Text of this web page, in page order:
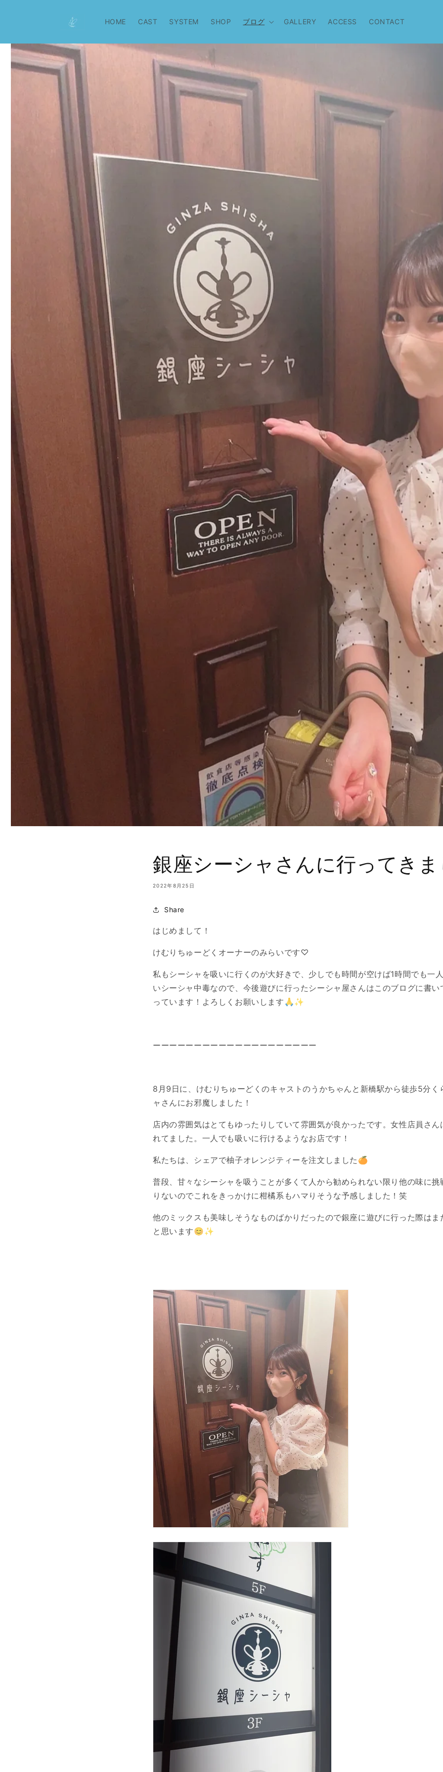
HOME CAST SYSTEM SHOP ブログ GALLERY ACCESS CONTACT
銀座シーシャさんに行ってき
2022年8月25日
Share
はじめまして！
けむりちゅーどくオーナーのみらいです♡
私もシーシャを吸いに行くのが大好きで、少しでも時間が空けば1時間でも一
いシーシャ中毒なので、今後遊びに行ったシーシャ屋さんはこのブログに書
っています！よろしくお願いします🙏✨
ーーーーーーーーーーーーーーーーーーーー
8月9日に、けむりちゅーどくのキャストのうかちゃんと新橋駅から徒歩5分く
ャさんにお邪魔しました！
店内の雰囲気はとてもゆったりしていて雰囲気が良かったです。女性店員さ
れてました。一人でも吸いに行けるようなお店です！
私たちは、シェアで柚子オレンジティーを注文しました🍊
普段、甘々なシーシャを吸うことが多くて人から勧められない限り他の味に
りないのでこれをきっかけに柑橘系もハマりそうな予感しました！笑
他のミックスも美味しそうなものばかりだったので銀座に遊びに行った際は
と思います😊✨